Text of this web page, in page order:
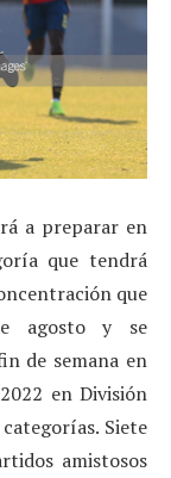
a preparar en
que tendrá
que
agosto y se
de semana en
en División
Siete
amistosos